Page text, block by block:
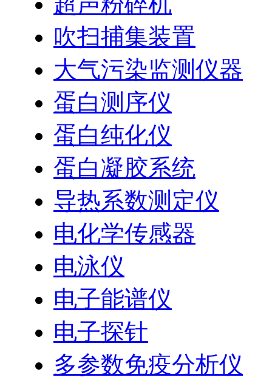
吹扫捕集装置
大气污染监测仪器
蛋白测序仪
蛋白纯化仪
蛋白凝胶系统
导热系数测定仪
电化学传感器
电泳仪
电子能谱仪
电子探针
多参数免疫分析仪